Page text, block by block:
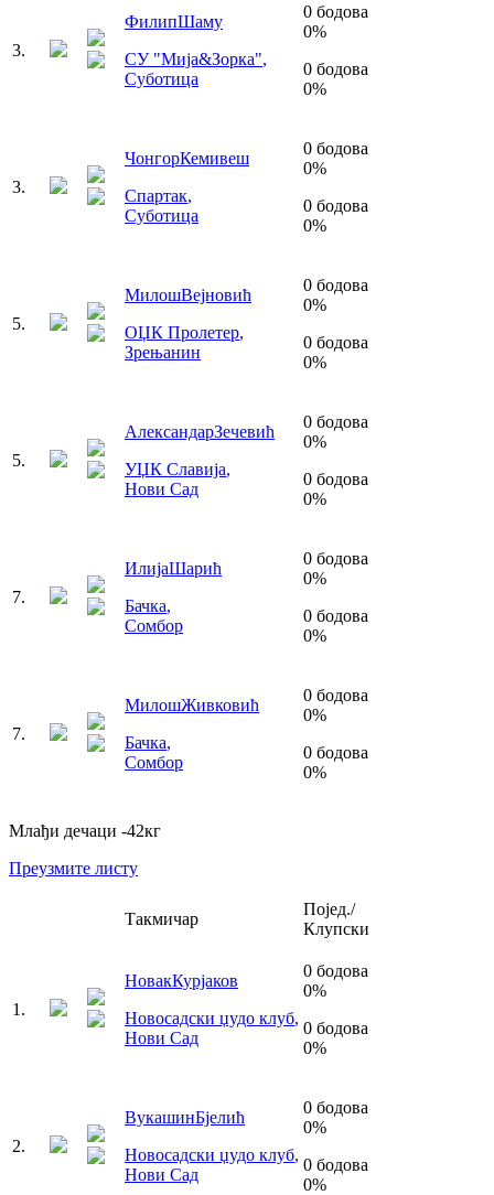
3.
ФилипШаму
СУ "Мија&Зорка",
Суботица
0 бодова
0%
0 бодова
0%
3.
ЧонгорКемивеш
Спартак,
Суботица
0 бодова
0%
0 бодова
0%
5.
МилошВејновић
ОЏК Пролетер,
Зрењанин
0 бодова
0%
0 бодова
0%
5.
АлександарЗечевић
УЏК Славија,
Нови Сад
0 бодова
0%
0 бодова
0%
7.
ИлијаШарић
Бачка,
Сомбор
0 бодова
0%
0 бодова
0%
7.
МилошЖивковић
Бачка,
Сомбор
0 бодова
0%
0 бодова
0%
Млађи дечаци -42кг
Преузмите листу
Такмичар
Појед./
Клупски
1 .
НовакКурјаков
Новосадски џудо клуб,
Нови Сад
0 бодова
0%
0 бодова
0%
2.
ВукашинБјелић
Новосадски џудо клуб,
Нови Сад
0 бодова
0%
0 бодова
0%